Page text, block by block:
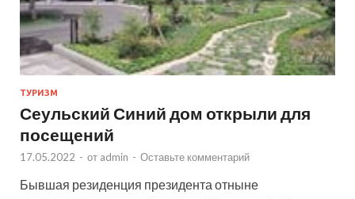
ТУРИЗМ
Сеульский Синий дом открыли для
посещений
17.05.2022 - от admin - Оставьте комментарий
Бывшая резиденция президента отныне